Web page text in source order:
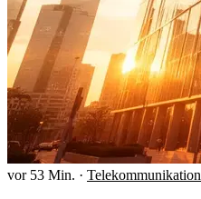
vor 53 Min. · Telekommunikation